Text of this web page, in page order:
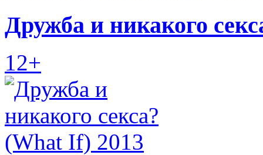
Дружба и никакого
12+